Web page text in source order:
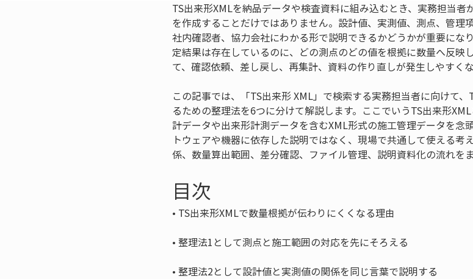
TS出来形XMLを納品データや検査資料に組み込むとき、実務担当
を作成することだけではありません。設計値、実測値、測点、管理
社内確認者、協力会社にわかる形で説明できるかどうかが重要にな
定結果は存在しているのに、どの測点のどの値を根拠に数量へ反映
て、確認依頼、差し戻し、再集計、資料の作り直しが発生しやすくな
この記事では、「TS出来形 XML」で検索する実務担当者に向けて
るための整理法を6つに分けて解説します。ここでいうTS出来形
計データや出来形計測データを含むXML形式の施工管理データを念
トウェアや機器に依存した説明ではなく、現場で共通して使える考
係、数量算出範囲、差分確認、ファイル管理、説明資料化の流れをま
目次
•
•
•